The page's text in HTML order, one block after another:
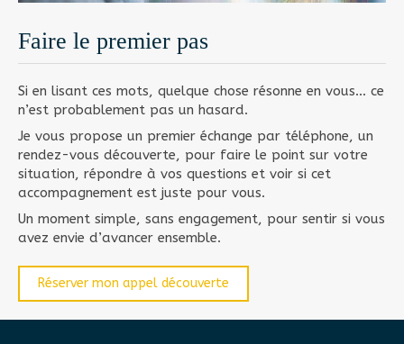
Faire le premier pas
Si en lisant ces mots, quelque chose résonne en vous… ce
n’est probablement pas un hasard.
Je vous propose un premier échange par téléphone, un
rendez-vous découverte, pour faire le point sur votre
situation, répondre à vos questions et voir si cet
accompagnement est juste pour vous.
Un moment simple, sans engagement, pour sentir si vous
avez envie d’avancer ensemble.
Réserver mon appel découverte